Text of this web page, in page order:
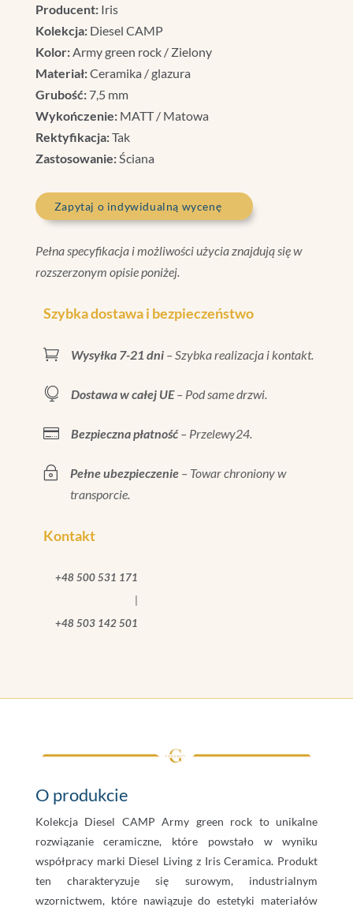
Producent:Iris
Kolekcja:Diesel CAMP
Kolor:Army green rock / Zielony
Materiał:Ceramika / glazura
Grubość:7,5 mm
Wykończenie:MATT / Matowa
Rektyfikacja:Tak
Zastosowanie:Ściana
Zapytaj o indywidualną wycenę
Pełna specyfikacja i możliwości użycia znajdują się w
rozszerzonym opisie poniżej.
Szybka dostawa i bezpieczeństwo
 Wysyłka 7-21 dni– Szybka realizacja i kontakt.
 Dostawa w całej UE– Pod same drzwi.
 Bezpieczna płatność– Przelewy24.
~ Pełne ubezpieczenie– Towar chroniony w
transporcie.
Kontakt
+48 500 531 171
+48 503 142 501
O produkcie
Kolekcja Diesel CAMP Army green rock to unikalne
rozwiązanie ceramiczne, które powstało w wyniku
współpracy marki Diesel Living z Iris Ceramica. Produkt
ten charakteryzuje się surowym, industrialnym
wzornictwem, które nawiązuje do estetyki materiałów